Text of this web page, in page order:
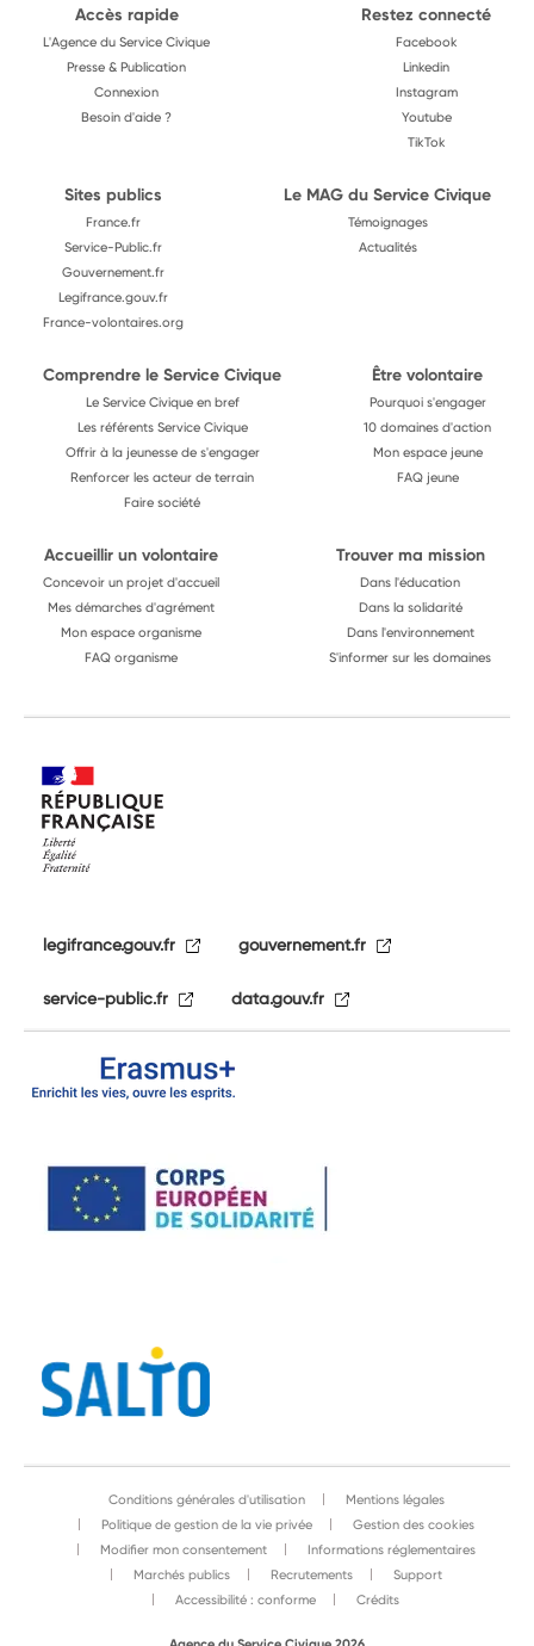
Accès rapide
L'Agence du Service Civique
Presse & Publication
Connexion
Besoin d'aide ?
Restez connecté
Facebook
Linkedin
Instagram
Youtube
TikTok
Sites publics
France.fr
Service-Public.fr
Gouvernement.fr
Legifrance.gouv.fr
France-volontaires.org
Le MAG du Service Civique
Témoignages
Actualités
Comprendre le Service Civique
Le Service Civique en bref
Les référents Service Civique
Offrir à la jeunesse de s'engager
Renforcer les acteur de terrain
Faire société
Être volontaire
Pourquoi s'engager
10 domaines d'action
Mon espace jeune
FAQ jeune
Accueillir un volontaire
Concevoir un projet d'accueil
Mes démarches d'agrément
Mon espace organisme
FAQ organisme
Trouver ma mission
Dans l'éducation
Dans la solidarité
Dans l'environnement
S'informer sur les domaines
legifrance.gouv.fr gouvernement.fr
service-public.fr data.gouv.fr
Conditions générales d'utilisation
Mentions légales
Politique de gestion de la vie privée
Gestion des cookies
Modifier mon consentement
Informations réglementaires
Marchés publics
Recrutements
Support
Accessibilité : conforme
Crédits